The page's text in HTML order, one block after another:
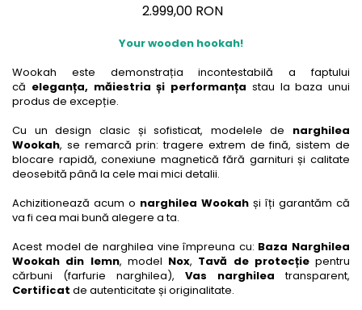
2.999,00 RON
Your wooden hookah!
Wookah este demonstrația incontestabilă a faptului
că eleganța, măiestria și performanța stau la baza unui
produs de excepție.
Cu un design clasic și sofisticat, modelele de narghilea
Wookah, se remarcă prin: tragere extrem de fină, sistem de
blocare rapidă, conexiune magnetică fără garnituri și calitate
deosebită până la cele mai mici detalii.
Achizitionează acum o narghilea Wookah și îți garantăm că
va fi cea mai bună alegere a ta.
Acest model de narghilea vine împreuna cu: Baza Narghilea
Wookah din lemn, model Nox, Tavă de protecțiepentru
cărbuni (farfurie narghilea), Vas narghilea transparent,
Certificat de autenticitate și originalitate.